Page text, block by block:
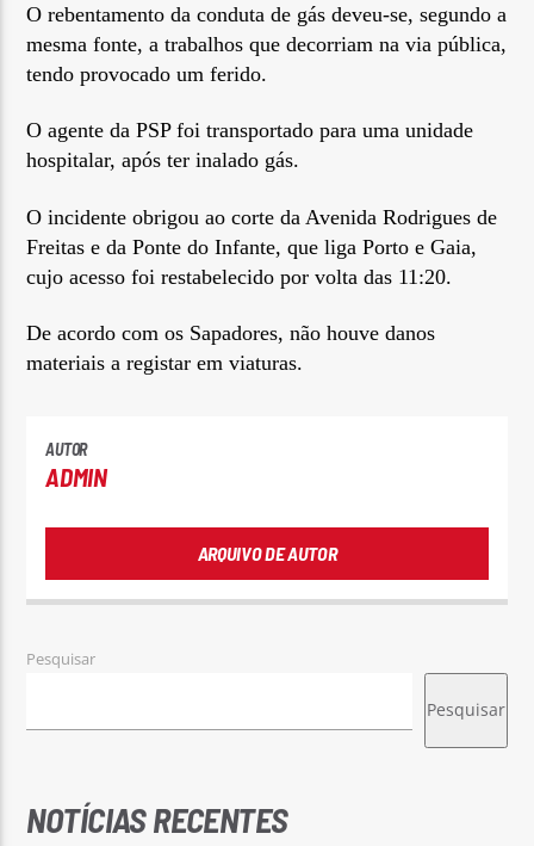
O rebentamento da conduta de gás deveu-se, segundo a
mesma fonte, a trabalhos que decorriam na via pública,
tendo provocado um ferido.
O agente da PSP foi transportado para uma unidade
hospitalar, após ter inalado gás.
O incidente obrigou ao corte da Avenida Rodrigues de
Freitas e da Ponte do Infante, que liga Porto e Gaia,
cujo acesso foi restabelecido por volta das 11:20.
De acordo com os Sapadores, não houve danos
materiais a registar em viaturas.
AUTOR
ADMIN
ARQUIVO DE AUTOR
Pesquisar
Pesquisar
NOTÍCIAS RECENTES